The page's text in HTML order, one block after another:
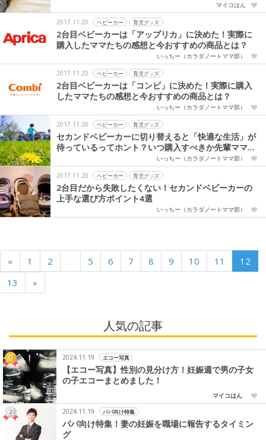
マイコはん
2017.11.20 ベビーカー 育児グッズ
2台目ベビーカーは「アップリカ」に決めた！実際に
購入したママたちの感想と今おすすめの商品とは？
いっちー（カラダノートママ部）
2017.11.20 ベビーカー 育児グッズ
2台目ベビーカーは「コンビ」に決めた！実際に購入
したママたちの感想と今おすすめの商品とは？
いっちー（カラダノートママ部）
2017.11.20 ベビーカー 育児グッズ
セカンドベビーカーに切り替えると「快適な生活」が
待っているってホント？いつ購入すべきか先輩ママに
いっちー（カラダノートママ部）
2017.11.20 ベビーカー 育児グッズ
2台目だから失敗したくない！セカンドベビーカーの
上手な選び方ポイント4選
いっちー（カラダノートママ部）
« 1 2 ... 5 6 7 8 9 10 11
12
13
»
人気の記事
2024.11.19 エコー写真
【エコー写真】性別の見分け方！妊娠週で男の子女
の子エコーまとめました！
マイコはん
2024.11.19
パパ向け特集
パパ向け特集！妻の妊娠を職場に報告するタイミン
グ